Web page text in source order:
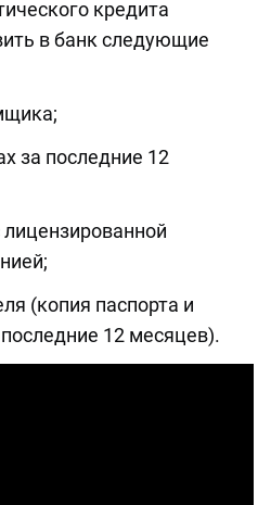
кредита
в банк следующие
за последние 12
(копия паспорта и
12 месяцев).